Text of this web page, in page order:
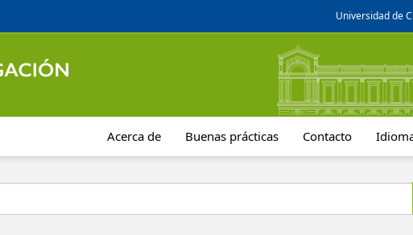
Universidad de
Acerca de Buenas prácticas Contacto